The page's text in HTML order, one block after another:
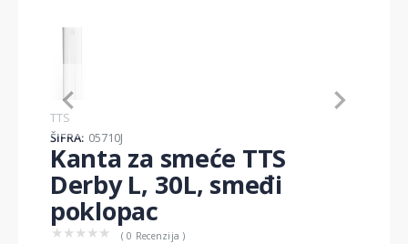
Item
1
of
1
TTS
ŠIFRA: 05710J
Kanta za smeće TTS
Derby L, 30L, smeđi
poklopac
★ ★ ★ ★ ★ ( 0 Recenzija )